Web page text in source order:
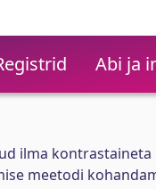
Abi ja
ilma
meetodi